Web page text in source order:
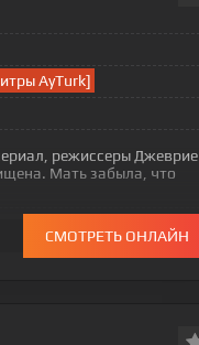
AyTurk]
режиссеры Джеврие
Мать забыла, что
СМОТРЕТЬ ОНЛАЙН